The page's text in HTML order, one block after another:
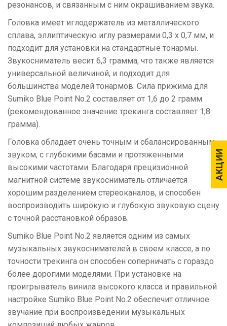
АКЦИИ
АКЦИИ
резонансов, и связанным с ним окрашиванием звука.
Головка имеет иглодержатель из металлического
сплава, эллиптическую иглу размерами 0,3 х 0,7 мм, и
подходит для установки на стандартные тонармы.
Звукосниматель весит 6,3 грамма, что также является
универсальной величиной, и подходит для
большинства моделей тонармов. Сила прижима для
Sumiko Blue Point No.2 составляет от 1,6 до 2 грамм
(рекомендованное значение трекинга составляет 1,8
грамма).
Головка обладает очень точным и сбалансированным
звуком, с глубокими басами и протяженными
высокими частотами. Благодаря прецизионной
магнитной системе звукосниматель отличается
хорошим разделением стереоканалов, и способен
воспроизводить широкую и глубокую звуковую сцену
с точной расстановкой образов.
Sumiko Blue Point No.2 является одним из самых
музыкальных звукоснимателей в своем классе, а по
точности трекинга он способен соперничать с гораздо
более дорогими моделями. При установке на
проигрыватель винила высокого класса и правильной
настройке Sumiko Blue Point No.2 обеспечит отличное
звучание при воспроизведении музыкальных